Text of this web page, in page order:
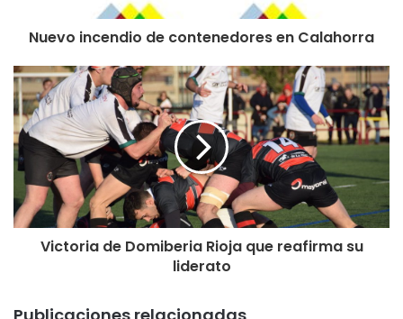
desde la real gana -siempre el rey dando o quitando- al
tribunal de la Inquisición. El siglo de la autoridad a la
hecho de serlo’) fue en España el siglo de la crueldad”.
Nuevo incendio de contenedores en Calahorra
Victoria de Domiberia Rioja que reafirma su
liderato